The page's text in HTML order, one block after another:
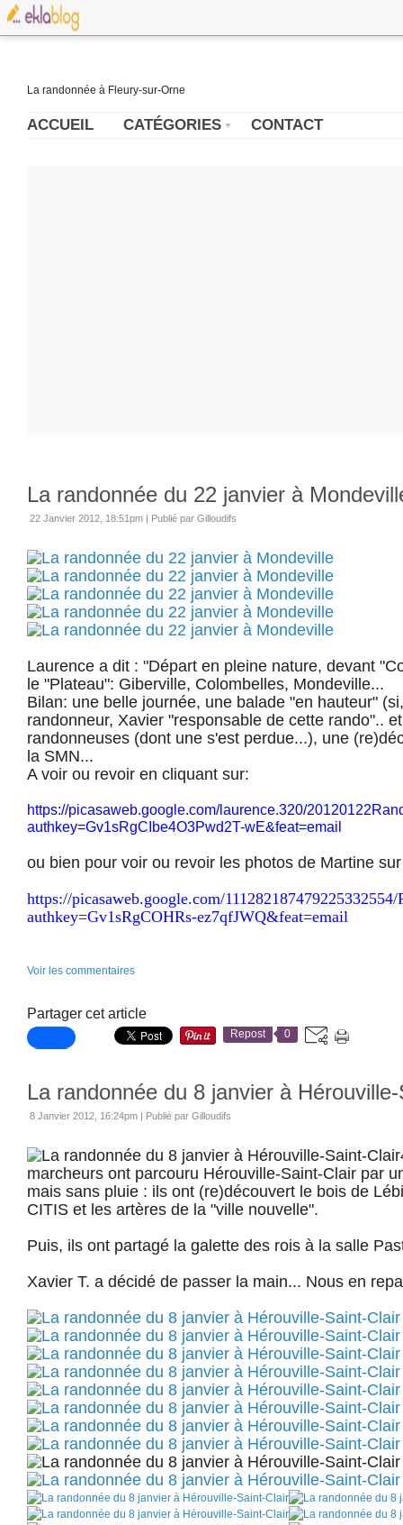
La randonnée à Fleury-sur-Orne
ACCUEIL CATÉGORIES CONTACT
La randonnée du 22 janvier à
22 Janvier 2012, 18:51pm | Publié par Gilloudifs
Laurence a dit : "Départ en pleine nature, devant
le "Plateau": Giberville, Colombelles, Mondeville...
Bilan: une belle journée, une balade "en hauteur"
randonneur, Xavier "responsable de cette rando"..
randonneuses (dont une s'est perdue...), une
la SMN...
A voir ou revoir en cliquant sur:
https://picasaweb.google.com/laurence.320/
authkey=Gv1sRgCIbe4O3Pwd2T-wE&feat=email
ou bien pour voir ou revoir les photos de Martine
https://picasaweb.google.com/111282187479225332554/
authkey=Gv1sRgCOHRs-ez7qfJWQ&feat=email
Voir les commentaires
Partager cet article
Repost 0
La randonnée du 8 janvier à
8 Janvier 2012, 16:24pm | Publié par Gilloudifs
marcheurs ont parcouru Hérouville-Saint-Clair par
mais sans pluie : ils ont (re)découvert le bois de
CITIS et les artères de la "ville nouvelle".
Puis, ils ont partagé la galette des rois à la salle
Xavier T. a décidé de passer la main... Nous en